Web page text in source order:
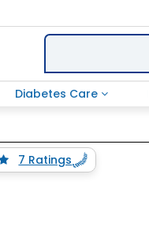
Diabetes Care
7 Ratings